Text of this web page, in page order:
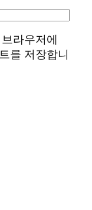
라우저에
를 저장합니